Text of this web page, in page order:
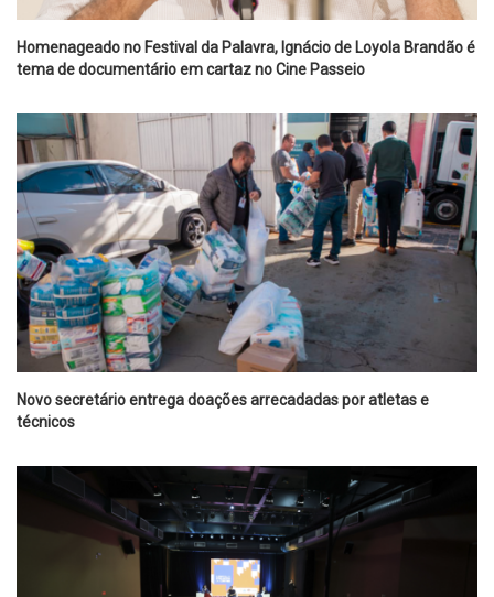
Homenageado no Festival da Palavra, Ignácio de Loyola Brandão é
tema de documentário em cartaz no Cine Passeio
Novo secretário entrega doações arrecadadas por atletas e
técnicos